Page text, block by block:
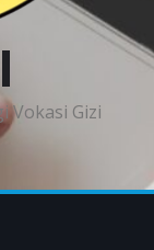
Vokasi Gizi